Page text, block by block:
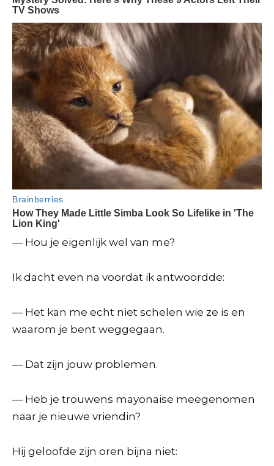
— Hou je eigenlijk wel van me?
Ik dacht even na voordat ik antwoordde:
— Het kan me echt niet schelen wie ze is en
waarom je bent weggegaan.
— Dat zijn jouw problemen.
— Heb je trouwens mayonaise meegenomen
naar je nieuwe vriendin?
Hij geloofde zijn oren bijna niet: